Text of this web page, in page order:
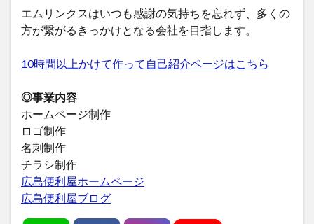
エムリンクスはいつも感謝の気持ちを忘れず、多くの
方が繋がるきっかけとなる会社を目指します。
10時間以上かけて作って自己紹介ページはこちら
◎事業内容
ホームページ制作
ロゴ制作
名刺制作
チラシ制作
広島便利屋ホームページ
広島便利屋ブログ